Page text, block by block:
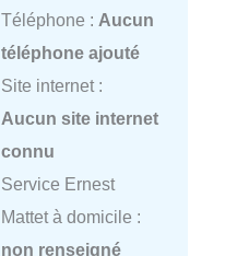
Téléphone : Aucun
téléphone ajouté
Site internet :
Aucun site internet
connu
Service Ernest
Mattet à domicile :
non renseigné